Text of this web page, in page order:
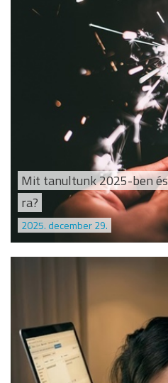
Mit tanultunk 2025-ben
ra?
2025. december 29.